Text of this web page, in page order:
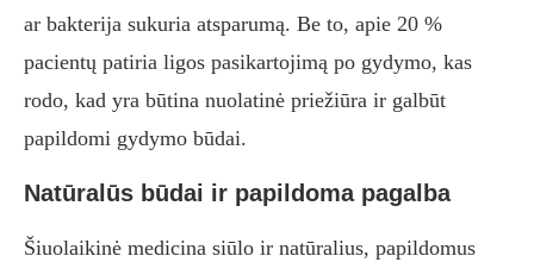
ar bakterija sukuria atsparumą. Be to, apie 20 %
pacientų patiria ligos pasikartojimą po gydymo, kas
rodo, kad yra būtina nuolatinė priežiūra ir galbūt
papildomi gydymo būdai.
Natūralūs būdai ir papildoma pagalba
Šiuolaikinė medicina siūlo ir natūralius, papildomus